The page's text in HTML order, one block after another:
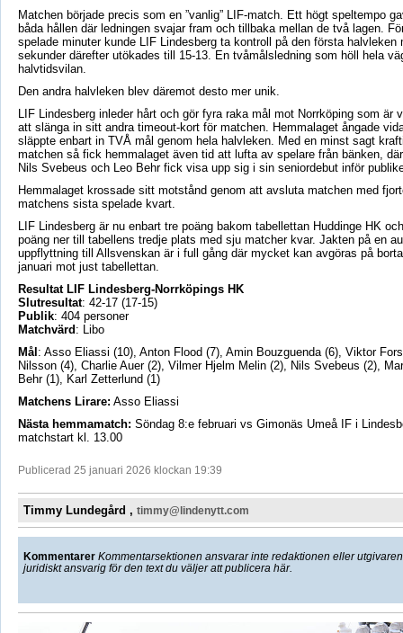
Matchen började precis som en ”vanlig” LIF-match. Ett högt speltempo
båda hållen där ledningen svajar fram och tillbaka mellan de två lagen.
spelade minuter kunde LIF Lindesberg ta kontroll på den första halvleken
sekunder därefter utökades till 15-13. En tvåmålsledning som höll hela
halvtidsvilan.
Den andra halvleken blev däremot desto mer unik.
LIF Lindesberg inleder hårt och gör fyra raka mål mot Norrköping som är
att slänga in sitt andra timeout-kort för matchen. Hemmalaget ångade
släppte enbart in TVÅ mål genom hela halvleken. Med en minst sagt
matchen så fick hemmalaget även tid att lufta av spelare från bänken,
Nils Svebeus och Leo Behr fick visa upp sig i sin seniordebut inför
Hemmalaget krossade sitt motstånd genom att avsluta matchen med
matchens sista spelade kvart.
LIF Lindesberg är nu enbart tre poäng bakom tabellettan Huddinge HK
poäng ner till tabellens tredje plats med sju matcher kvar. Jakten på en
uppflyttning till Allsvenskan är i full gång där mycket kan avgöras på
januari mot just tabellettan.
Resultat LIF Lindesberg-Norrköpings HK
Slutresultat: 42-17 (17-15)
Publik: 404 personer
Matchvärd : Libo
Mål : Asso Eliassi (10), Anton Flood (7), Amin Bouzguenda (6), Viktor
Nilsson (4), Charlie Auer (2), Vilmer Hjelm Melin (2), Nils Svebeus (2),
Behr (1), Karl Zetterlund (1)
Matchens Lirare: Asso Eliassi
Nästa hemmamatch: Söndag 8:e februari vs Gimonäs Umeå IF i
matchstart kl. 13.00
Publicerad 25 januari 2026 klockan 19:39
Timmy Lundegård , timmy@lindenytt.com
Kommentarer Kommentarsektionen ansvarar inte redaktionen eller
juridiskt ansvarig för den text du väljer att publicera här.